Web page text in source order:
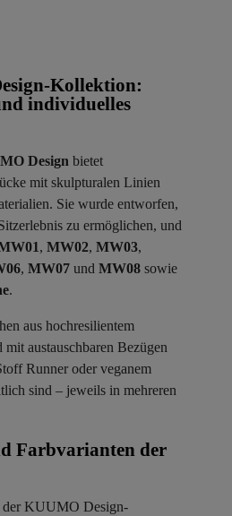
Kollektion:
individuelles
Design bietet
mit skulpturalen Linien
Sie wurde entworfen,
zu ermöglichen, und
, MW02, MW03,
, MW07 und MW08 sowie
.
aus hochresilientem
austauschbaren Bezügen
Runner oder veganem
sind – jeweils in mehreren
Farbvarianten der
der KUUMO Design-